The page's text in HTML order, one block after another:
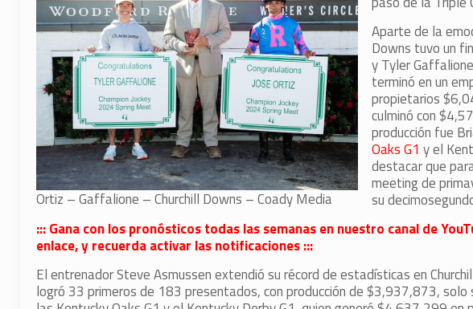
Ortiz – Gaffalione – Churchill Downs – Coady Media
Aparte de la
Downs tuvo un
y Tyler
terminó en un
propietarios
culminó con
producción fue
Oaks G1 y el
destacar que
meeting de
su
::: Gana con los pronósticos todas las semanas en nuestro canal de
enlace, y recuerda activar las notificaciones :::
El entrenador Steve Asmussen extendió su récord de estadísticas en
logró 33 primeros de 183 presentados, con producción de $3,937,873,